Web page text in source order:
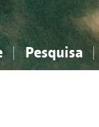
Pesquisa